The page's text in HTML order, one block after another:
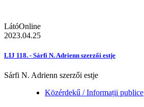
LátóOnline
2023.04.25
LIJ 118. - Sárfi N. Adrienn szerzői estje
Sárfi N. Adrienn szerzői estje
Közérdekű / Informații publice